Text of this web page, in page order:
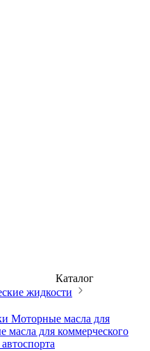
Каталог
жидкости
Моторные масла для
масла для коммерческого